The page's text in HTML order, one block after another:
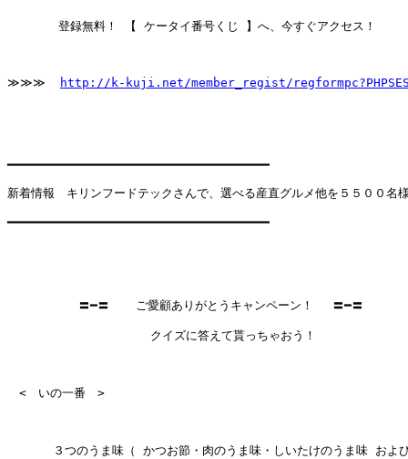
       登録無料！ 【 ケータイ番号くじ 】へ、今すぐアクセス！
≫≫≫ http://k-kuji.net/member_regist/
━━━━━━━━━━━━━━━━━━━━━━━━━━━━━━━━━━━━
新着情報　キリンフードテックさんで、選べる産直グルメ他を５５００名
━━━━━━━━━━━━━━━━━━━━━━━━━━━━━━━━━━━━
〓━〓  　ご愛顧ありがとうキャンペーン！　 〓━〓
クイズに答えて貰っちゃおう！
<　いの一番　>
　　３つのうま味（ かつお節・肉のうま味・しいたけのうま味 およ